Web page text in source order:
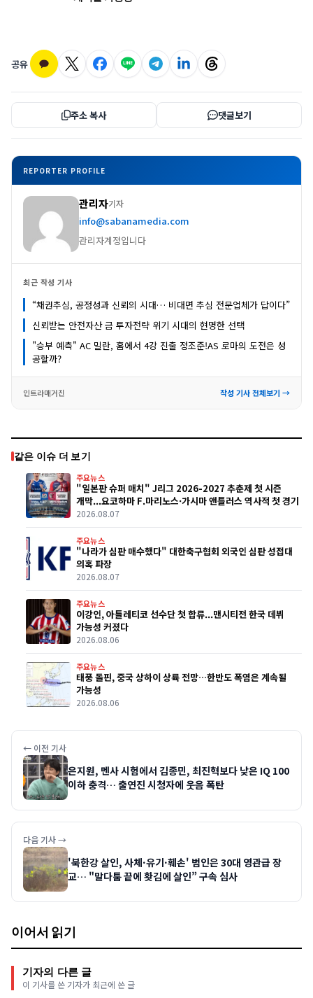
공유
주소 복사 댓글보기
REPORTER PROFILE
관리자기자
info@sabanamedia.com
관리자계정입니다
최근 작성 기사
“채권추심, 공정성과 신뢰의 시대… 비대면 추심 전문업체가 답이다”
신뢰받는 안전자산 금 투자전략 위기 시대의 현명한 선택
"승부 예측" AC 밀란, 홈에서 4강 진출 정조준!AS 로마의 도전은 성
공할까?
인트라매거진 작성 기사 전체보기 →
같은 이슈 더 보기
주요뉴스
"일본판 슈퍼 매치" J리그 2026-2027 추춘제 첫 시즌
개막...요코하마 F.마리노스·가시마 앤틀러스 역사적 첫 경기
2026.08.07
주요뉴스
"나라가 심판 매수했다" 대한축구협회 외국인 심판 성접대
의혹 파장
2026.08.07
주요뉴스
이강인, 아틀레티코 선수단 첫 합류...맨시티전 한국 데뷔
가능성 커졌다
2026.08.06
주요뉴스
태풍 돌핀, 중국 상하이 상륙 전망…한반도 폭염은 계속될
가능성
2026.08.06
← 이전 기사
은지원, 멘사 시험에서 김종민, 최진혁보다 낮은 IQ 100
이하 충격… 출연진 시청자에 웃음 폭탄
다음 기사 →
'북한강 살인, 사체·유기·훼손' 범인은 30대 영관급 장
교… "말다툼 끝에 홧김에 살인” 구속 심사
이어서 읽기
기자의 다른 글
이 기사를 쓴 기자가 최근에 쓴 글